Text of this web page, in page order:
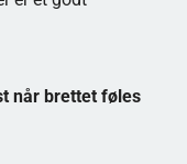
når brettet føles